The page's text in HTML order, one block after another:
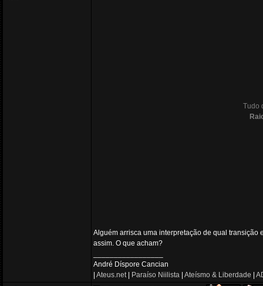
Tudo
Alguém arrisca uma interpretação de qual
assim. O que acham?
André Díspore Cancian
Ateus.net| Paraíso Niilista Ateísmo & Liberdade